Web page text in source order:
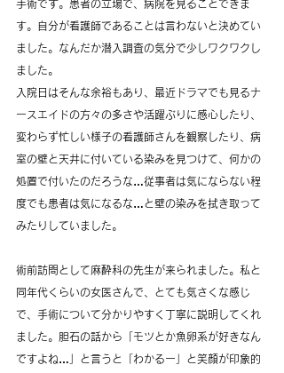
手術です。患者の立場で、病院を見ることできま
す。自分が看護師であることは言わないと決めてい
ました。なんだか潜入調査の気分で少しワクワクし
ました。
入院日はそんな余裕もあり、最近ドラマでも見るナ
ースエイドの方々の多さや活躍ぶりに感心したり、
変わらず忙しい様子の看護師さんを観察したり、病
室の壁と天井に付いている染みを見つけて、何かの
処置で付いたのだろうな…従事者は気にならない程
度でも患者は気になるな…と壁の染みを拭き取って
みたりしていました。
術前訪問として麻酔科の先生が来られました。私と
同年代くらいの女医さんで、とても気さくな感じ
で、手術について分かりやすく丁寧に説明してくれ
ました。胆石の話から「モツとか魚卵系が好きなん
ですよね…」と言うと「わかるー」と笑顔が印象的